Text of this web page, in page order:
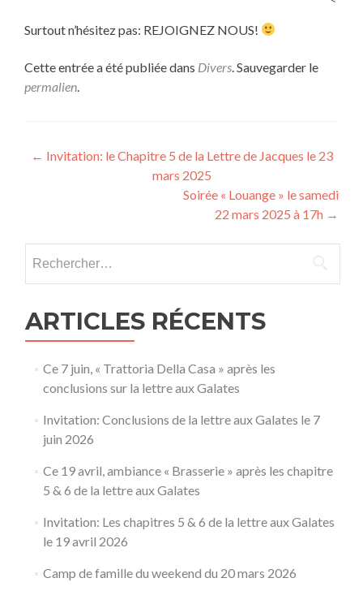
Surtout n’hésitez pas: REJOIGNEZ NOUS!
Cette entrée a été publiée dans Divers . Sauvegarder le
permalien
Navigation
← Invitation: le Chapitre 5 de la Lettre de Jacques le 23
mars 2025
Soirée « Louange » le samedi
22 mars 2025 à 17h →
ARTICLES RÉCENTS
Ce 7 juin, « Trattoria Della Casa » après les
conclusions sur la lettre aux Galates
Invitation: Conclusions de la lettre aux Galates le 7
juin 2026
Ce 19 avril, ambiance « Brasserie » après les chapitre
5 & 6 de la lettre aux Galates
Invitation: Les chapitres 5 & 6 de la lettre aux Galates
le 19 avril 2026
Camp de famille du weekend du 20 mars 2026